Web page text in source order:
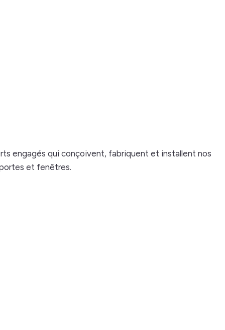
engagés qui conçoivent, fabriquent et installent nos
et fenêtres.